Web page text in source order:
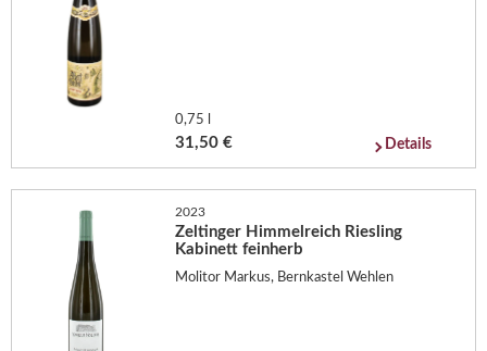
0,75 l
31,50 € Details
2023
Zeltinger Himmelreich Riesling
Kabinett feinherb
Molitor Markus, Bernkastel Wehlen